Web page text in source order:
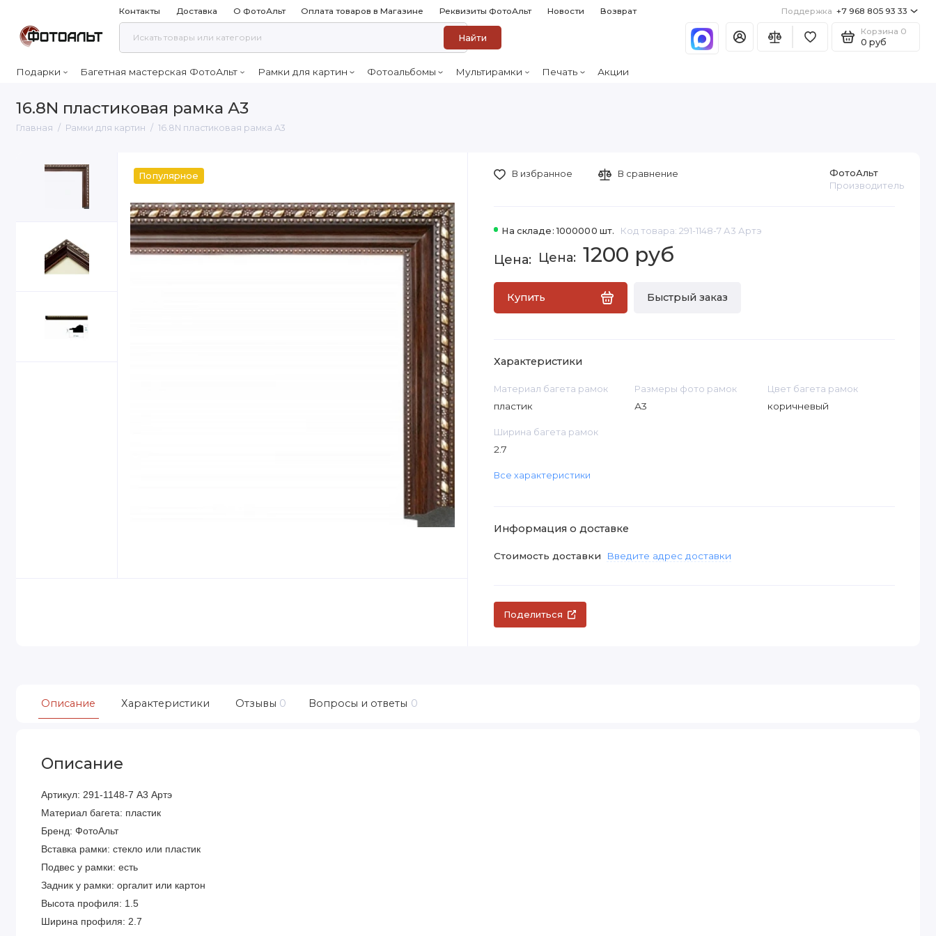
Контакты Доставка О ФотоАльт Оплата товаров в Магазине Реквизиты ФотоАльт Новости Возврат Поддержка +7 968 805 93 33
Найти
Корзина 0
0 руб
Подарки Багетная мастерская ФотоАльт Рамки для картин Фотоальбомы Мультирамки Печать Акции
16.8N пластиковая рамка А3
Главная Рамки для картин 16.8N пластиковая рамка А3
Популярное
На складе: 1000000 шт. Код товара: 291-1148-7 А3 Артэ
ФотоАльт
Производитель
1200 руб
Купить Быстрый заказ
В избранное В сравнение
Характеристики
Материал багета рамок
пластик
Размеры фото рамок
А3
Цвет багета рамок
коричневый
Ширина багета рамок
2.7
Все характеристики
Информация о доставке
Стоимость доставки Введите адрес доставки
Поделиться
Описание Характеристики Отзывы 0 Вопросы и ответы 0
Описание
Артикул: 291-1148-7 А3 Артэ
Материал багета: пластик
Бренд: ФотоАльт
Вставка рамки: стекло или пластик
Подвес у рамки: есть
Задник у рамки: оргалит или картон
Высота профиля: 1.5
Ширина профиля: 2.7